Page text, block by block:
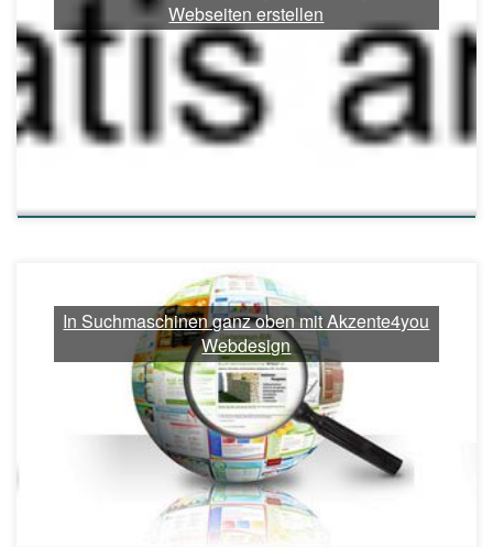
Webseiten erstellen
In Suchmaschinen ganz oben mit Akzente4you
Webdesign